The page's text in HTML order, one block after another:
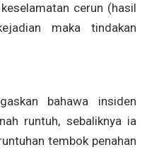
cerun (hasil
maka tindakan
bahawa insiden
runtuh, sebaliknya ia
tembok penahan